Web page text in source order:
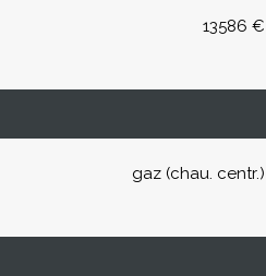
13586 €
gaz (chau. centr.)